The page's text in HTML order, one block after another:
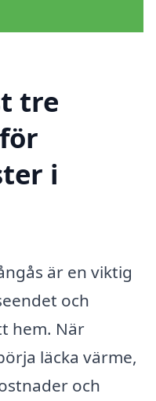
tre
i
är en viktig
och
hem. När
läcka värme,
och